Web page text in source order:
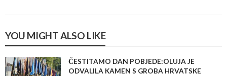
YOU MIGHT ALSO LIKE
ČESTITAMO DAN POBJEDE:OLUJA JE
ODVALILA KAMEN S GROBA HRVATSKE